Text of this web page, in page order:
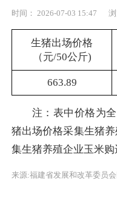
时间： 2026-07-03 15:47
生猪出场价格
（元/50公斤)
663.89
注：表中价格为
猪出场价格采集生猪
集生猪养殖企业玉米购
来源:福建省发展和改革委员